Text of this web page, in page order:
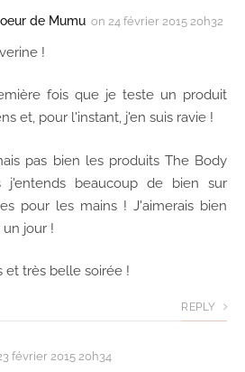
de Mumu on 24 février 2015 20h32
!
fois que je teste un produit
et, pour l'instant, j'en suis ravie !
pas bien les produits The Body
j'entends beaucoup de bien sur
pour les mains ! J'aimerais bien
un jour !
et très belle soirée !
REPLY
février 2015 20h34